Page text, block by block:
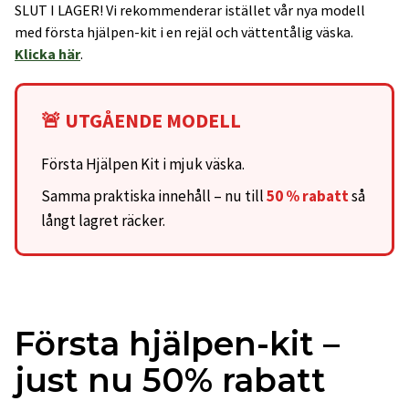
SLUT I LAGER! Vi rekommenderar istället vår nya modell
med första hjälpen-kit i en rejäl och vättentålig väska.
Klicka här.
🚨 UTGÅENDE MODELL
Första Hjälpen Kit i mjuk väska.
Samma praktiska innehåll – nu till50 % rabattså
långt lagret räcker.
Första hjälpen-kit –
just nu 50% rabatt